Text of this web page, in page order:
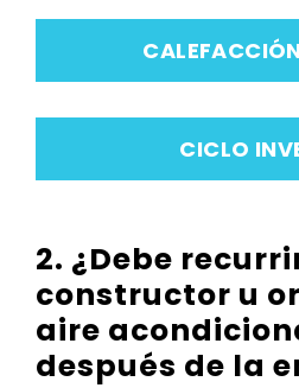
CICLO
2. ¿Debe
constructor u
aire
después de la